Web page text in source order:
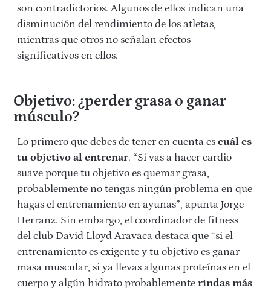
son contradictorios. Algunos de ellos indican una
disminución del rendimiento de los atletas,
mientras que otros no señalan efectos
significativos en ellos.
Objetivo: ¿perder grasa o ganar
músculo?
Lo primero que debes de tener en cuenta es cuál es
tu objetivo al entrenar. “Si vas a hacer cardio
suave porque tu objetivo es quemar grasa,
probablemente no tengas ningún problema en que
hagas el entrenamiento en ayunas”, apunta Jorge
Herranz. Sin embargo, el coordinador de fitness
del club David Lloyd Aravaca destaca que “si el
entrenamiento es exigente y tu objetivo es ganar
masa muscular, si ya llevas algunas proteínas en el
cuerpo y algún hidrato probablemente rindas más